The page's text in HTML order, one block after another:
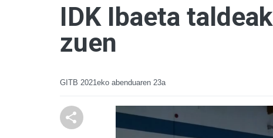
IDK Ibaeta
zuen
GITB 2021eko abenduaren 23a